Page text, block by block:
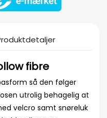
fibre
så den følger
utrolig behagelig at
velcro samt snøreluk